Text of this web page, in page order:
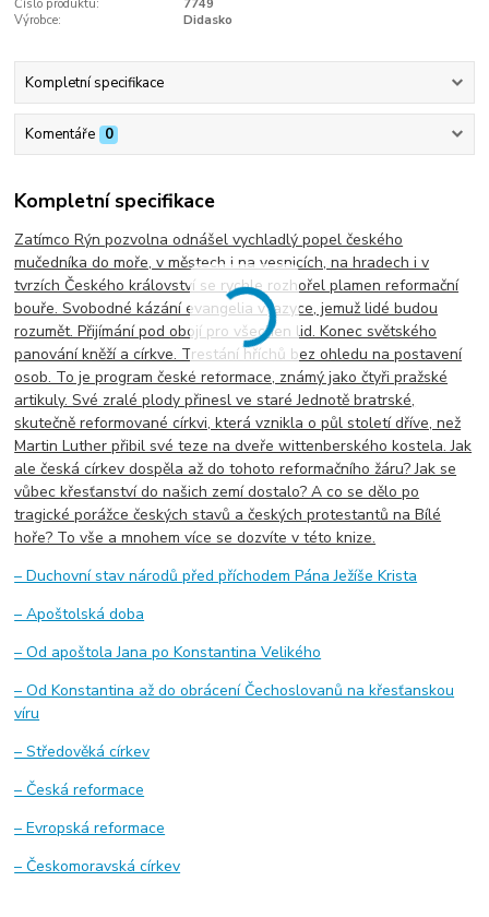
Číslo produktu:
7749
Výrobce:
Didasko
Kompletní specifikace
Komentáře 0
Kompletní specifikace
Zatímco Rýn pozvolna odnášel vychladlý popel českého
mučedníka do moře, v městech i na vesnicích, na hradech i v
tvrzích Českého království se rychle rozhořel plamen reformační
bouře. Svobodné kázání evangelia v jazyce, jemuž lidé budou
rozumět. Přijímání pod obojí pro všechen lid. Konec světského
panování kněží a církve. Trestání hříchů bez ohledu na postavení
osob. To je program české reformace, známý jako čtyři pražské
artikuly. Své zralé plody přinesl ve staré Jednotě bratrské,
skutečně reformované církvi, která vznikla o půl století dříve, než
Martin Luther přibil své teze na dveře wittenberského kostela. Jak
ale česká církev dospěla až do tohoto reformačního žáru? Jak se
vůbec křesťanství do našich zemí dostalo? A co se dělo po
tragické porážce českých stavů a českých protestantů na Bílé
hoře? To vše a mnohem více se dozvíte v této knize.
– Duchovní stav národů před příchodem Pána Ježíše Krista
– Apoštolská doba
– Od apoštola Jana po Konstantina Velikého
– Od Konstantina až do obrácení Čechoslovanů na křesťanskou
víru
– Středověká církev
– Česká reformace
– Evropská reformace
– Českomoravská církev